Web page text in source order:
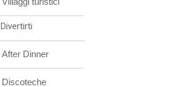
Divertirti
After Dinner
Discoteche